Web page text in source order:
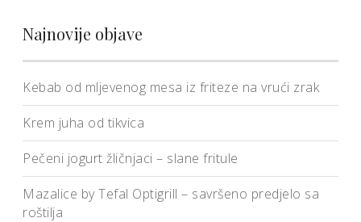
Najnovije objave
Kebab od mljevenog mesa iz friteze na vrući zrak
Krem juha od tikvica
Pečeni jogurt žličnjaci – slane fritule
Mazalice by Tefal Optigrill – savršeno predjelo sa
roštilja